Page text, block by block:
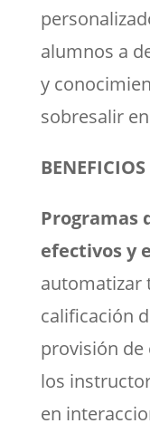
alumnos a
y
sobresalir
Programas
efectivos y
automatizar
calificación
provisión
los
en